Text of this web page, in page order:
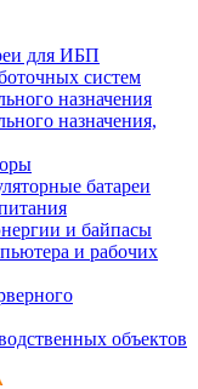
для ИБП
систем
назначения
назначения,
батареи
и байпасы
и рабочих
объектов